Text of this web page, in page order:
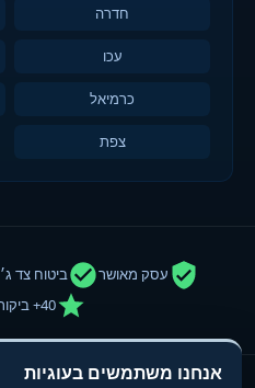
חדרה
עכו
כרמיאל
צפת
עסק מאושר ביטוח צד ג׳
40+ ביקורות Google
אנחנו משתמשים בעוגיות